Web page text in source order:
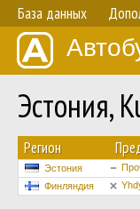
База данных
Эстония,
Регион
Эстония
Финляндия